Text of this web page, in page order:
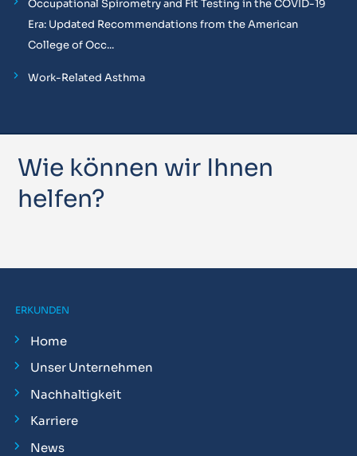
Occupational Spirometry and Fit Testing in the COVID-19
Era: Updated Recommendations from the American
College of Occ...
Work-Related Asthma
Wie können wir Ihnen
helfen?
ERKUNDEN
Home
Unser Unternehmen
Nachhaltigkeit
Karriere
News